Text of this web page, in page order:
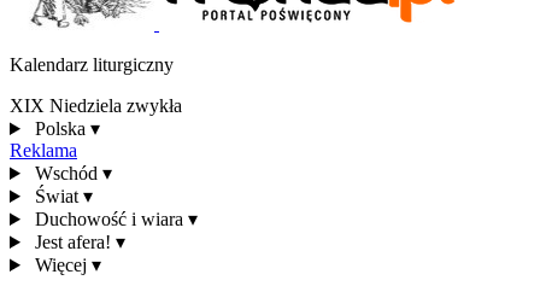
Kalendarz liturgiczny
XIX Niedziela zwykła
Polska ▾
Reklama
Wschód ▾
Świat ▾
Duchowość i wiara ▾
Jest afera! ▾
Więcej ▾